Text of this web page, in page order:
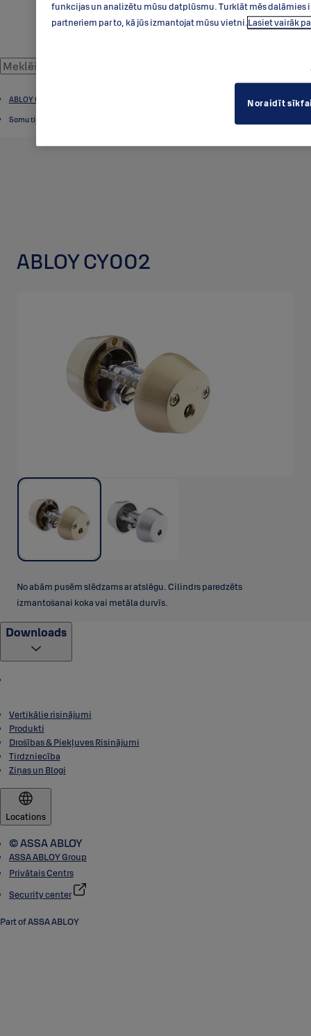
ABLOY Cilindri
Somu tipa cilindri
ABLOY CY002
No abām pusēm slēdzams ar atslēgu. Cilindrs paredzēts
izmantošanai koka vai metāla durvīs.
Downloads
Vertikālie risinājumi
Produkti
Drošības & Piekļuves Risinājumi
Tirdzniecība
Ziņas un Blogi
Locations
© ASSA ABLOY
ASSA ABLOY Group
Privātais Centrs
Security center
Part of ASSA ABLOY
funkcijas un analizētu mūsu datplūsmu. Turklāt mēs
partneriem par to, kā jūs izmantojat mūsu vietni.Lasiet vairāk
Noraidīt